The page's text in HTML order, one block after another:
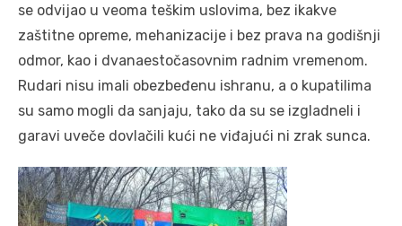
se odvijao u veoma teškim uslovima, bez ikakve
zaštitne opreme, mehanizacije i bez prava na godišnji
odmor, kao i dvanaestočasovnim radnim vremenom.
Rudari nisu imali obezbeđenu ishranu, a o kupatilima
su samo mogli da sanjaju, tako da su se izgladneli i
garavi uveče dovlačili kući ne viđajući ni zrak sunca.